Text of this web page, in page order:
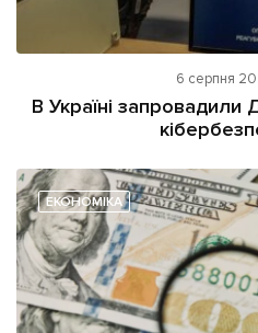
6 серпня
В Україні запровадили
ЕКОНОМІКА